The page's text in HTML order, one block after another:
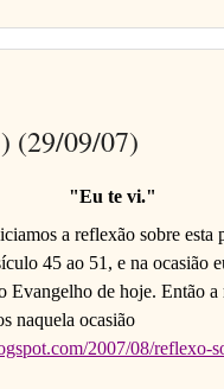
(29/09/07)
"Eu te vi."
a reflexão sobre esta
45 ao 51, e na ocasião
Evangelho de hoje. Então a
naquela ocasião
2007/08/reflexo-